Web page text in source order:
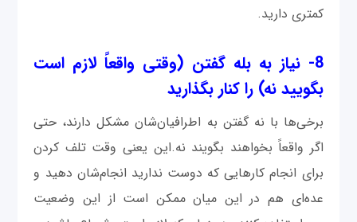
کمتری دارید.‌
8- نیاز به بله گفتن (وقتی واقعاً لازم است
بگویید نه) را کنار بگذارید
برخی‌ها با نه گفتن به اطرافیان‌شان مشکل دارند، حتی
اگر واقعاً بخواهند بگویند نه.این یعنی وقت تلف کردن
برای انجام کارهایی که دوست ندارید انجام‌شان دهید و
عده‌ای هم در این میان ممکن است از این وضعیت